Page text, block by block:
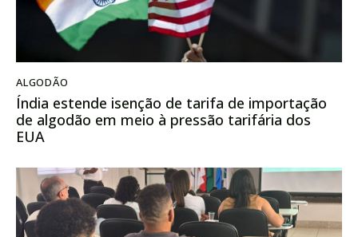
ALGODÃO
Índia estende isenção de tarifa de importação
de algodão em meio à pressão tarifária dos
EUA